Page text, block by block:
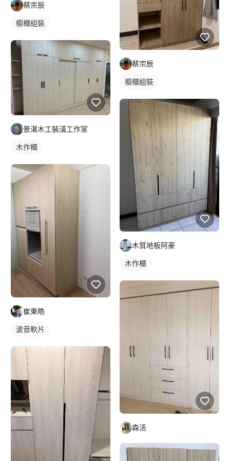
蔡宗辰
櫥櫃組裝
景湛木工裝潢工作室
木作櫃
崔東皓
波音軟片
蔡宗辰
櫥櫃組裝
木質地板阿豪
木作櫃
森活